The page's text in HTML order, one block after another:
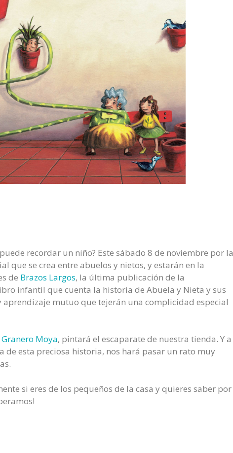
recordar un niño? Este sábado 8 de noviembre por la
que se crea entre abuelos y nietos, y estarán en la
de Brazos Largos, la última publicación de la
infantil que cuenta la historia de Abuela y Nieta y sus
mutuo que tejerán una complicidad especial
Moya, pintará el escaparate de nuestra tienda. Y a
de esta preciosa historia, nos hará pasar un rato muy
si eres de los pequeños de la casa y quieres saber por